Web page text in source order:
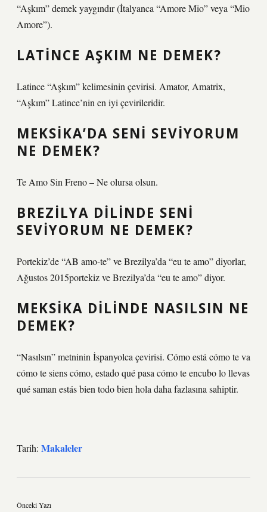
“Aşkım” demek yaygındır (İtalyanca “Amore Mio” veya “Mio
Amore”).
LATINCE AŞKIM NE DEMEK?
Latince “Aşkım” kelimesinin çevirisi. Amator, Amatrix,
“Aşkım” Latince’nin en iyi çevirileridir.
MEKSIKA’DA SENI SEVIYORUM
NE DEMEK?
Te Amo Sin Freno – Ne olursa olsun.
BREZILYA DILINDE SENI
SEVIYORUM NE DEMEK?
Portekiz’de “AB amo-te” ve Brezilya’da “eu te amo” diyorlar,
Ağustos 2015portekiz ve Brezilya’da “eu te amo” diyor.
MEKSIKA DILINDE NASILSIN NE
DEMEK?
“Nasılsın” metninin İspanyolca çevirisi. Cómo está cómo te va
cómo te siens cómo, estado qué pasa cómo te encubo lo llevas
qué saman estás bien todo bien hola daha fazlasına sahiptir.
Tarih: Makaleler
Önceki Yazı